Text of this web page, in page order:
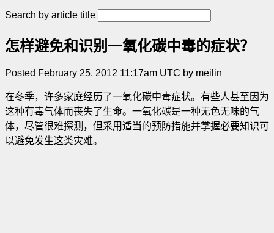
Search by article title
怎样避免和识别一氧化碳中毒的症状？
Posted February 25, 2012 11:17am UTC by meilin
在冬季，许多家庭经历了一氧化碳中毒症状。有些人甚至因为
这种有毒气体而丧失了生命。一氧化碳是一种无色无味的气
体，尽管很难探测，但采用适当的预防措施并掌握必要知识可
以避免发生这类灾难。